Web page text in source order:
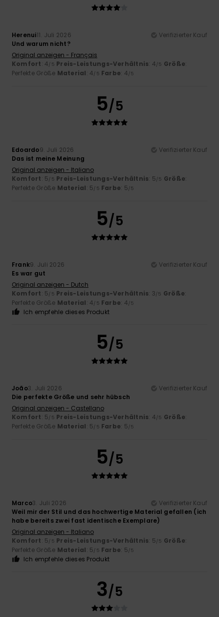
Herenui11. Juli 2026
Verifizierter Kauf
Und warum nicht?
Original anzeigen - Français
Komfort: 4/5 Preis-Leistungs-Verhältnis: 4/5 Größe:
Perfekte Größe Material: 4/5 Farbe: 4/5
5/5
Edoardo9. Juli 2026
Verifizierter Kauf
Das ist meine Meinung
Original anzeigen - Italiano
Komfort: 5/5 Preis-Leistungs-Verhältnis: 5/5 Größe:
Perfekte Größe Material: 5/5 Farbe: 5/5
5/5
Frank9. Juli 2026
Verifizierter Kauf
Es war gut
Original anzeigen - Dutch
Komfort: 5/5 Preis-Leistungs-Verhältnis: 3/5 Größe:
Perfekte Größe Material: 4/5 Farbe: 4/5
Ich empfehle dieses Produkt
5/5
João3. Juli 2026
Verifizierter Kauf
Die perfekte Größe und sehr hübsch
Original anzeigen - Castellano
Komfort: 5/5 Preis-Leistungs-Verhältnis: 4/5 Größe:
Perfekte Größe Material: 5/5 Farbe: 5/5
5/5
Marco3. Juli 2026
Verifizierter Kauf
Weil mir der Stil und das hochwertige Material gefallen (ich
habe bereits zwei fast identische Exemplare)
Original anzeigen - Italiano
Komfort: 5/5 Preis-Leistungs-Verhältnis: 5/5 Größe:
Perfekte Größe Material: 5/5 Farbe: 5/5
Ich empfehle dieses Produkt
3/5